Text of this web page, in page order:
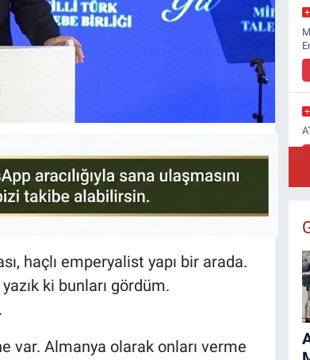
haçlı emperyalist yapı bir arada.
ki bunları gördüm.
var. Almanya olarak onları verme